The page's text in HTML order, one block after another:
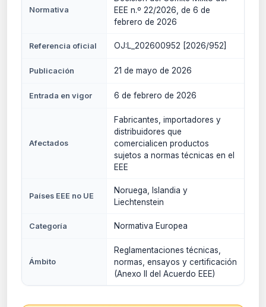
Normativa
EEE n.º 22/2026, de 6 de
febrero de 2026
Referencia oficial OJ:L_202600952 [2026/952]
Publicación 21 de mayo de 2026
Entrada en vigor 6 de febrero de 2026
Afectados
Fabricantes, importadores y
distribuidores que
comercialicen productos
sujetos a normas técnicas en el
EEE
Países EEE no UE
Noruega, Islandia y
Liechtenstein
Categoría Normativa Europea
Ámbito
Reglamentaciones técnicas,
normas, ensayos y certificación
(Anexo II del Acuerdo EEE)